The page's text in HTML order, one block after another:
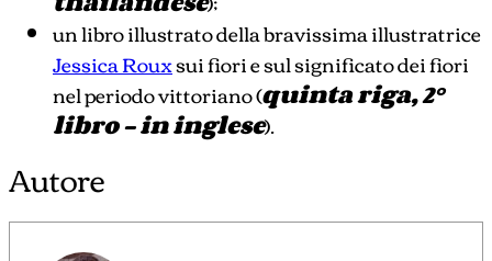
un libro illustrato della bravissima illustratrice
Jessica Rouxsui fiori e sul significato dei fiori
nel periodo vittoriano (quinta riga, 2°
libro – in inglese).
Autore